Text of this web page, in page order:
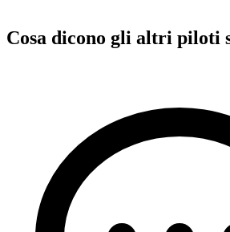
Cosa dicono gli altri piloti